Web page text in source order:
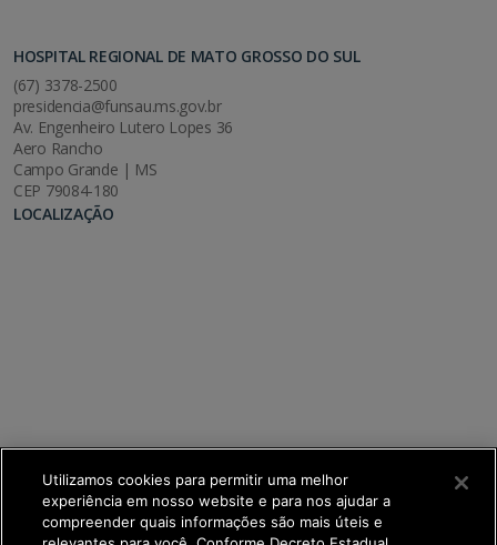
HOSPITAL REGIONAL DE MATO GROSSO DO SUL
(67) 3378-2500
presidencia@funsau.ms.gov.br
Av. Engenheiro Lutero Lopes 36
Aero Rancho
Campo Grande | MS
CEP 79084-180
LOCALIZAÇÃO
Utilizamos cookies para permitir uma melhor
experiência em nosso website e para nos ajudar a
compreender quais informações são mais úteis e